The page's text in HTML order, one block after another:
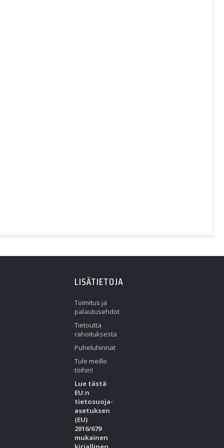
LISÄTIETOJA
Toimitus ja
palautusehdot
Tietoutta
rahoituksesta
Puheluhinnat
Tule meille
töihin!
Lue tästä
EU:n
tietosuoja-
asetuksen
(EU)
2016/679
mukainen